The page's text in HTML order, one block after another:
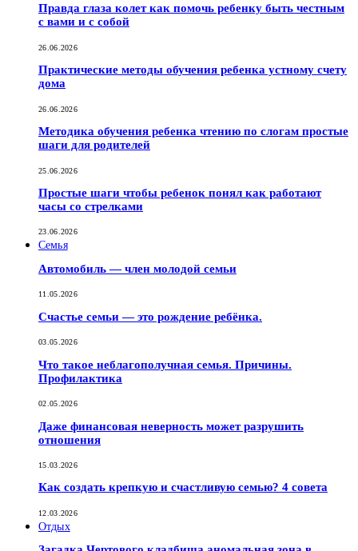
Правда глаза колет как помочь ребенку быть честным
с вами и с собой
26.06.2026
Практические методы обучения ребенка устному счету
дома
26.06.2026
Методика обучения ребенка чтению по слогам простые
шаги для родителей
25.06.2026
Простые шаги чтобы ребенок понял как работают
часы со стрелками
23.06.2026
Семья
Автомобиль — член молодой семьи
11.05.2026
Счастье семьи — это рождение ребёнка.
03.05.2026
Что такое неблагополучная семья. Причины.
Профилактика
02.05.2026
Даже финансовая неверность может разрушить
отношения
15.03.2026
Как создать крепкую и счастливую семью? 4 совета
12.03.2026
Отдых